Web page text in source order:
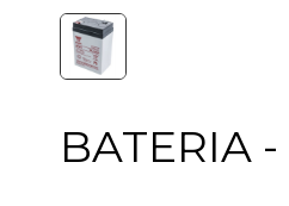
BATERIA